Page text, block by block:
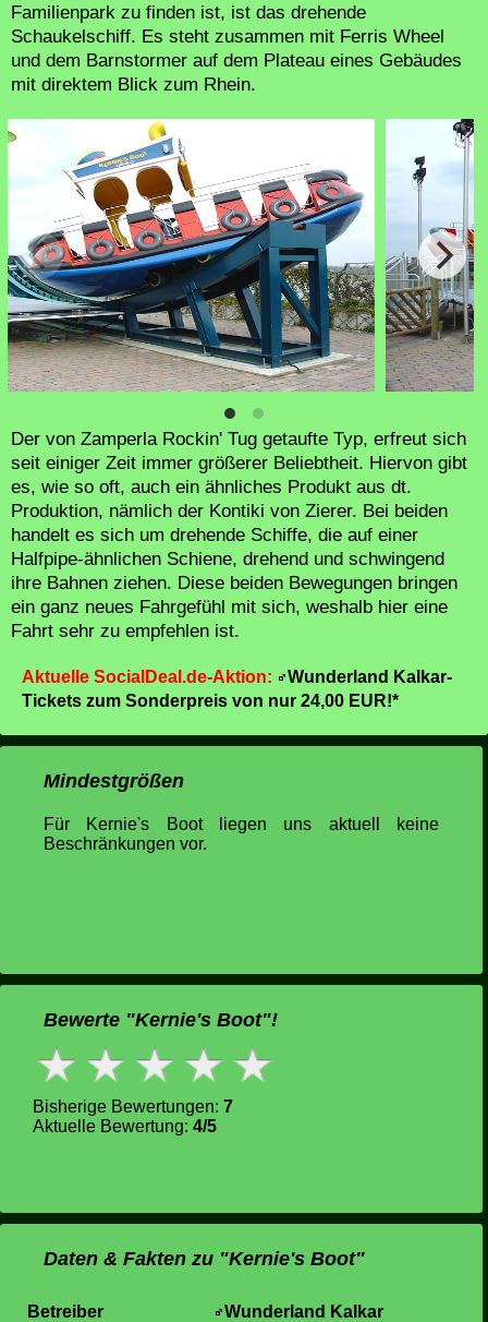
Familienpark zu finden ist, ist das drehende
Schaukelschiff. Es steht zusammen mit Ferris Wheel
und dem Barnstormer auf dem Plateau eines Gebäudes
mit direktem Blick zum Rhein.
Der von Zamperla Rockin' Tug getaufte Typ, erfreut sich
seit einiger Zeit immer größerer Beliebtheit. Hiervon gibt
es, wie so oft, auch ein ähnliches Produkt aus dt.
Produktion, nämlich der Kontiki von Zierer. Bei beiden
handelt es sich um drehende Schiffe, die auf einer
Halfpipe-ähnlichen Schiene, drehend und schwingend
ihre Bahnen ziehen. Diese beiden Bewegungen bringen
ein ganz neues Fahrgefühl mit sich, weshalb hier eine
Fahrt sehr zu empfehlen ist.
Aktuelle SocialDeal.de-Aktion:
Wunderland Kalkar-
Tickets zum Sonderpreis von nur 24,00 EUR!*
Mindestgrößen
Für Kernie's Boot liegen uns aktuell keine
Beschränkungen vor.
Bewerte "Kernie's Boot"!
Bisherige Bewertungen: 7
Aktuelle Bewertung: 4/5
Daten & Fakten zu "Kernie's Boot"
Betreiber
Wunderland Kalkar